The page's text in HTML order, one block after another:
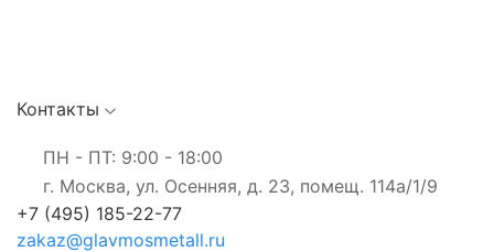
Контакты
ПН - ПТ: 9:00 - 18:00
г. Москва, ул. Осенняя, д. 23, помещ. 114а/1/9
+7 (495) 185-22-77
zakaz@glavmosmetall.ru